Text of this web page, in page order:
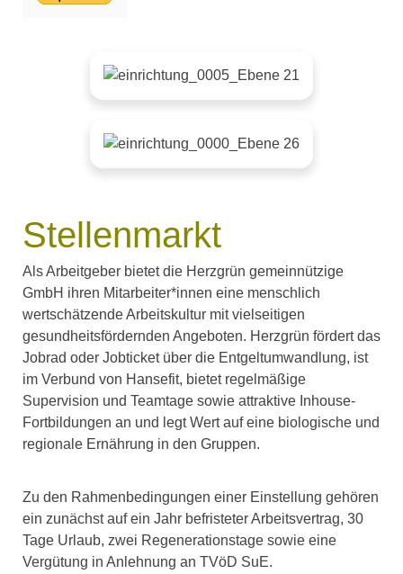
Stellenmarkt
Als Arbeitgeber bietet die Herzgrün gemeinnützige
GmbH ihren Mitarbeiter*innen eine menschlich
wertschätzende Arbeitskultur mit vielseitigen
gesundheitsfördernden Angeboten. Herzgrün fördert das
Jobrad oder Jobticket über die Entgeltumwandlung, ist
im Verbund von Hansefit, bietet regelmäßige
Supervision und Teamtage sowie attraktive Inhouse-
Fortbildungen an und legt Wert auf eine biologische und
regionale Ernährung in den Gruppen.
Zu den Rahmenbedingungen einer Einstellung gehören
ein zunächst auf ein Jahr befristeter Arbeitsvertrag, 30
Tage Urlaub, zwei Regenerationstage sowie eine
Vergütung in Anlehnung an TVöD SuE.